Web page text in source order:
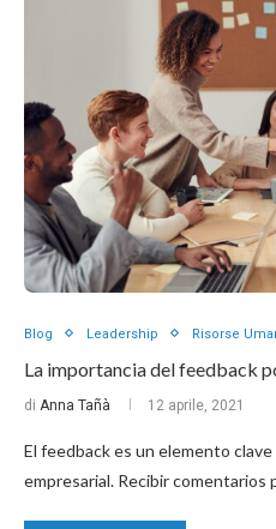
Blog Leadership Risorse
La importancia del feedback
di Anna Tañà 12 aprile, 2021
El feedback es un elemento
empresarial. Recibir